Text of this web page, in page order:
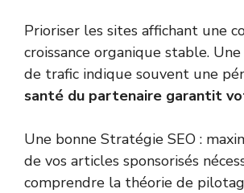
Prioriser les sites affichant une
croissance organique stable.
de trafic indique souvent une
santé du partenaire garantit
Une bonne Stratégie SEO :
de vos articles sponsorisés
comprendre la théorie de